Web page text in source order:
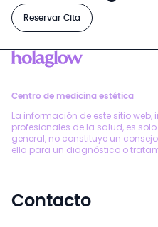
Centro de medicina estética
La información de este sitio
profesionales de la salud, es
general, no constituye un
ella para un diagnóstico o
Contacto
Reservar Cita